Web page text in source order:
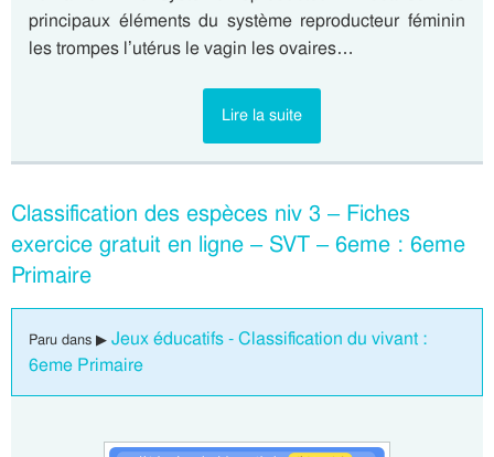
principaux éléments du système reproducteur féminin
les trompes l’utérus le vagin les ovaires…
Lire la suite
Classification des espèces niv 3 – Fiches
exercice gratuit en ligne – SVT – 6eme : 6eme
Primaire
Paru dans ▶ Jeux éducatifs - Classification du vivant :
6eme Primaire